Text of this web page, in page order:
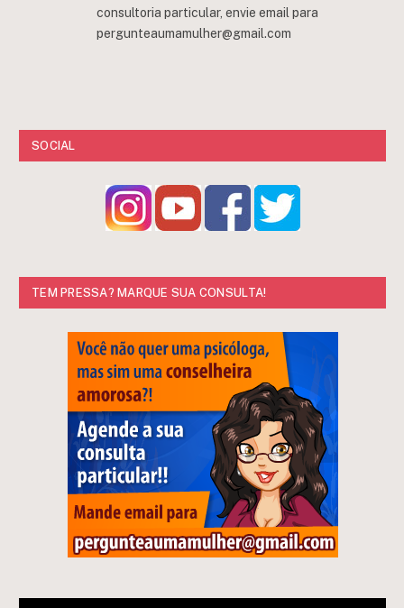
consultoria particular, envie email para
pergunteaumamulher@gmail.com
SOCIAL
TEM PRESSA? MARQUE SUA CONSULTA!